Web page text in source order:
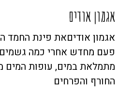
אגמון אודים
אגמון אודיםאת פינת החמד
פעם מחדש אחרי כמה
מתמלאת במים, עופות המים
החורף והפרחים